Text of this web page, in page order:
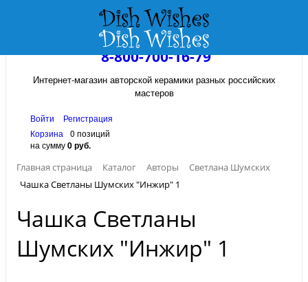
8-800-700-16-79
Интернет-магазин авторской керамики разных российских
мастеров
Войти
Регистрация
Корзина
0 позиций
на сумму0 руб.
Главная страница
Каталог Авторы
Светлана Шумских
Чашка Светланы Шумских "Инжир" 1
Чашка Светланы
Шумских "Инжир" 1